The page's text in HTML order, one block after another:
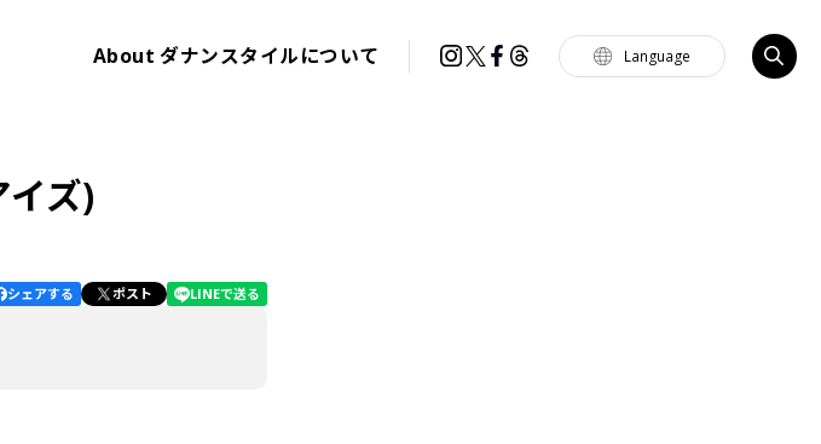
Language
Aboutダナンスタイルについて
ズ)
シェアする ポスト LINEで送る